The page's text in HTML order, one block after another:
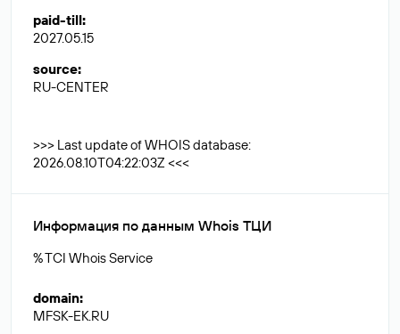
paid-till:
2027.05.15
source:
RU-CENTER
>>> Last update of WHOIS database:
2026.08.10T04:22:03Z <<<
Информация по данным Whois ТЦИ
% TCI Whois Service
domain:
MFSK-EK.RU